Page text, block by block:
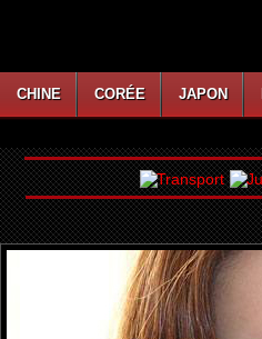
CHINE CORÉE JAPON